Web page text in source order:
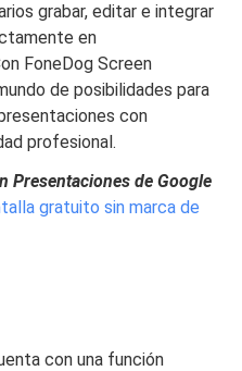
grabar, editar e integrar
en
FoneDog Screen
de posibilidades para
con
profesional.
Presentaciones de Google
gratuito sin marca de
con una función